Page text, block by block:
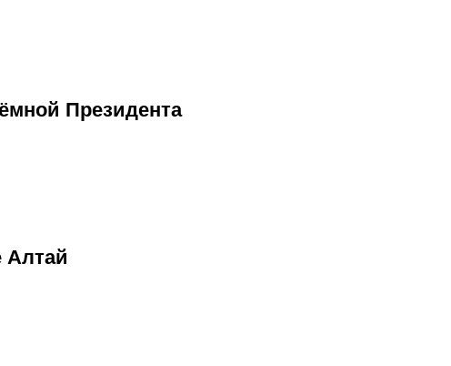
Президента
Алтай